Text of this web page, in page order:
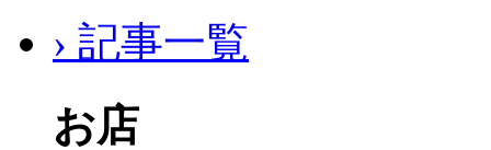
› 記事一覧
お店